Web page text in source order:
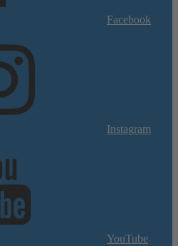
Facebook
Instagram
YouTube